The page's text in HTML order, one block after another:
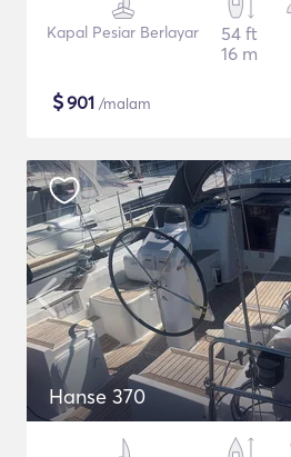
Kapal Pesiar Berlayar
54 ft
16 m
$901 /malam
Hanse 370